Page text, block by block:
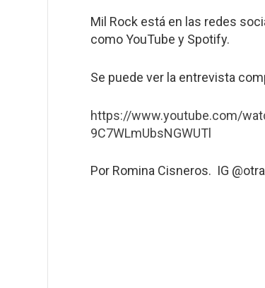
Mil Rock está en las redes
como YouTube y Spotify.
Se puede ver la entrevista
https://www.youtube.com/
9C7WLmUbsNGWUTl
Por Romina Cisneros. IG